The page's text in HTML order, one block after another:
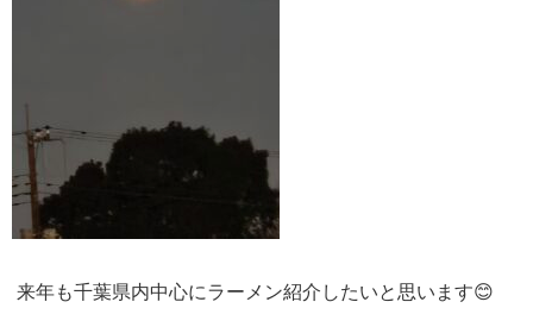
来年も千葉県内中心にラーメン紹介したいと思います😊